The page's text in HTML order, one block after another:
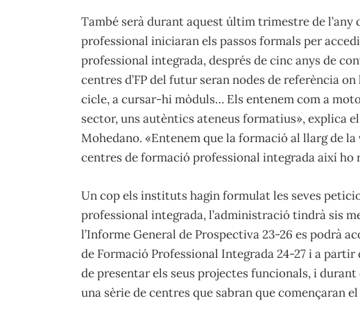
També serà durant aquest últim trimestre de
professional iniciaran els passos formals per
professional integrada, després de cinc anys de
centres d’FP del futur seran nodes de referència
cicle, a cursar-hi mòduls… Els entenem com a
sector, uns autèntics ateneus formatius», explica el
Mohedano. «Entenem que la formació al llarg de
centres de formació professional integrada així ho
Un cop els instituts hagin formulat les seves
professional integrada, l’administració tindrà sis
l’Informe General de Prospectiva 23-26 es podrà
de Formació Professional Integrada 24-27 i a
de presentar els seus projectes funcionals, i
una sèrie de centres que sabran que començaran